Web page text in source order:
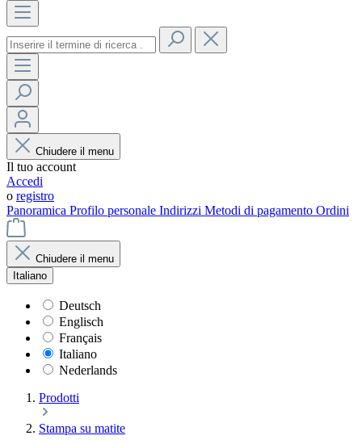
Chiudere il menu
Il tuo account
Accedi
o registro
Panoramica Profilo personale Indirizzi Metodi di pagamento Ordini
Chiudere il menu
Italiano
Deutsch
Englisch
Français
Italiano
Nederlands
Prodotti
Stampa su matite